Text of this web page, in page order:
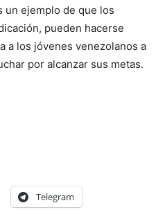
un ejemplo de que los
pueden hacerse
a los jóvenes venezolanos a
por alcanzar sus metas.
Telegram